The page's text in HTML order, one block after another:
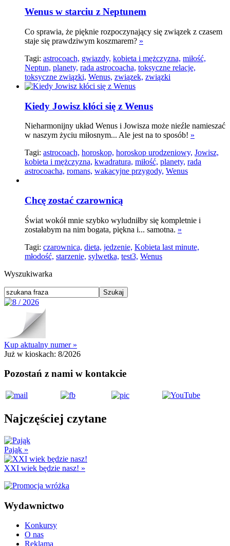
Wenus w starciu z Neptunem
Co sprawia, że pięknie rozpoczynający się związek z czasem
staje się prawdziwym koszmarem? »
Tagi: astrocoach, gwiazdy, kobieta i mężczyzna, miłość,
Neptun, planety, rada astrocoacha, toksyczne relacje,
toksyczne związki, Wenus, związek, związki
Kiedy Jowisz kłóci się z Wenus
Nieharmonijny układ Wenus i Jowisza może nieźle namieszać
w naszym życiu miłosnym... Ale jest na to sposób! »
Tagi: astrocoach, horoskop, horoskop urodzeniowy, Jowisz,
kobieta i mężczyzna, kwadratura, miłość, planety, rada
astrocoacha, romans, wakacyjne przygody, Wenus
Chcę zostać czarownicą
Świat wokół mnie szybko wyludniłby się kompletnie i
zostałabym na nim bogata, piękna i... samotna. »
Tagi: czarownica, dieta, jedzenie, Kobieta last minute,
młodość, starzenie, sylwetka, test3, Wenus
Wyszukiwarka
Kup aktualny numer »
Już w kioskach: 8/2026
Pozostań z nami w kontakcie
Najczęściej czytane
Pająk »
XXI wiek będzie nasz! »
Wydawnictwo
Konkursy
O nas
Reklama